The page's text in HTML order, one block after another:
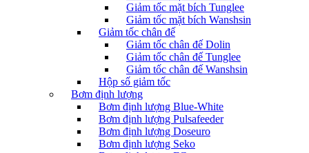
Giảm tốc mặt bích Tunglee
Giảm tốc mặt bích Wanshsin
Giảm tốc chân đế
Giảm tốc chân đế Dolin
Giảm tốc chân đế Tunglee
Giảm tốc chân đế Wanshsin
Hộp số giảm tốc
Bơm định lượng
Bơm định lượng Blue-White
Bơm định lượng Pulsafeeder
Bơm định lượng Doseuro
Bơm định lượng Seko